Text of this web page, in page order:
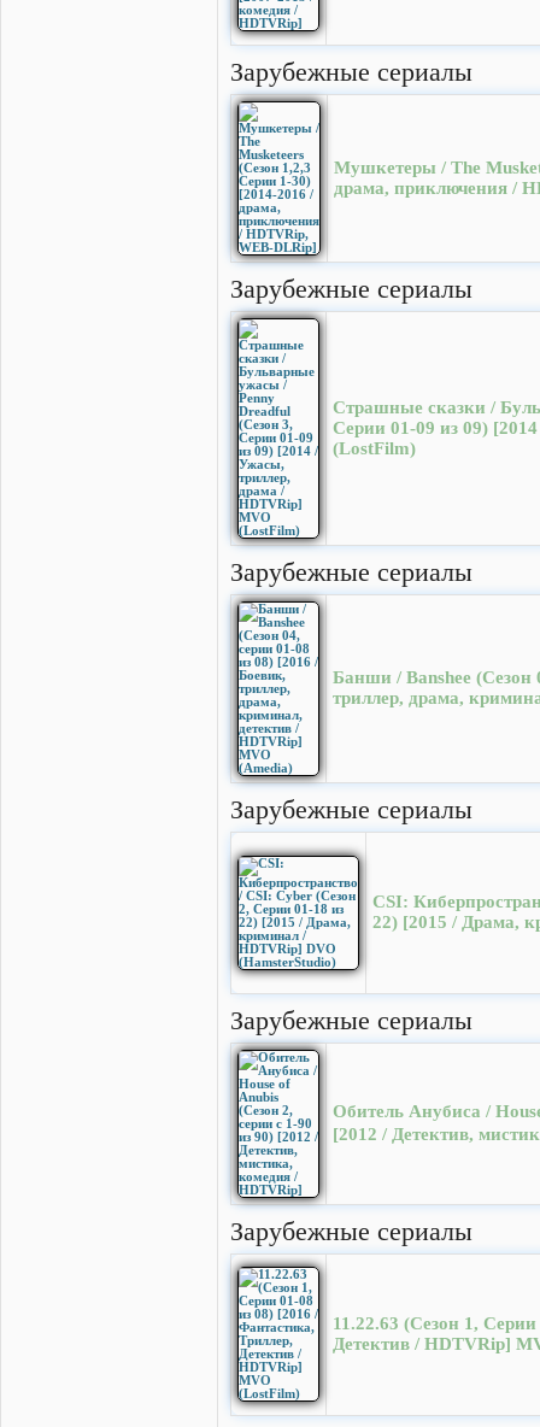
Зарубежные сериалы
Мушкетеры / The
драма, приключения /
Зарубежные сериалы
Страшные сказки /
Серии 01-09 из 09)
(LostFilm)
Зарубежные сериалы
Банши / Banshee (Сезон
триллер, драма,
Зарубежные сериалы
CSI:
22) [2015 / Драма,
Зарубежные сериалы
Обитель Анубиса /
[2012 / Детектив,
Зарубежные сериалы
11.22.63 (Сезон 1,
Детектив / HDTVRip]